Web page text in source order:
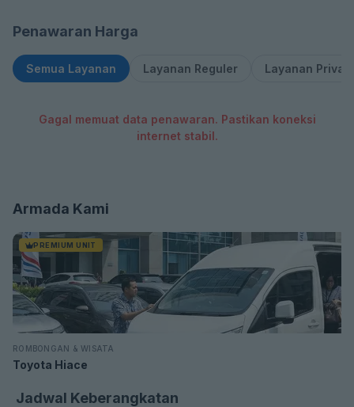
Penawaran Harga
Semua Layanan Layanan Reguler Layanan
Gagal memuat data penawaran. Pastikan koneksi
internet stabil.
Armada Kami
PREMIUM UNIT
ROMBONGAN & WISATA
Toyota Hiace
Jadwal Keberangkatan